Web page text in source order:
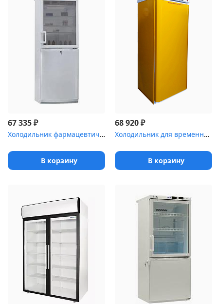
67 335₽
Холодильник фармацевтический двухкамерный POZIS ХФД-280-1(ТС) с т...
В корзину
68 920₽
Холодильник для временного хранения медицинских отходов Саратов-5...
В корзину